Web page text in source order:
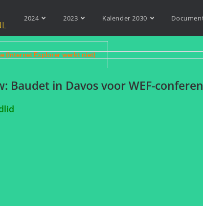
2024 2023 Kalender 2030
(Internet Explorer werkt niet)
Baudet in Davos voor WEF-